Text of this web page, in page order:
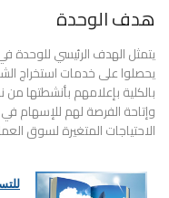
هدف الوحدة
يتمثل الهدف الرئيسي للوحدة
يحصلوا على خدمات استخراج
بالكلية بإعلامهم بأنشطتها
وإتاحة الفرصة لهم للإسهام في
الاحتياجات المتغيرة لسوق